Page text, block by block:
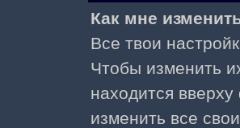
Как мне
Все твои
Чтобы изменить
находится
изменить все